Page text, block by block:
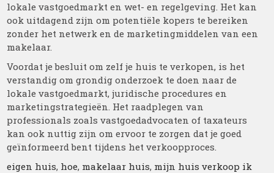
lokale vastgoedmarkt en wet- en regelgeving. Het kan
ook uitdagend zijn om potentiële kopers te bereiken
zonder het netwerk en de marketingmiddelen van een
makelaar.
Voordat je besluit om zelf je huis te verkopen, is het
verstandig om grondig onderzoek te doen naar de
lokale vastgoedmarkt, juridische procedures en
marketingstrategieën. Het raadplegen van
professionals zoals vastgoedadvocaten of taxateurs
kan ook nuttig zijn om ervoor te zorgen dat je goed
geïnformeerd bent tijdens het verkoopproces.
eigen huis, hoe, makelaar huis, mijn huis verkoop ik